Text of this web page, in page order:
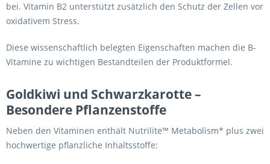
bei. Vitamin B2 unterstützt zusätzlich den Schutz der Zellen vor
oxidativem Stress.
Diese wissenschaftlich belegten Eigenschaften machen die B-
Vitamine zu wichtigen Bestandteilen der Produktformel.
Goldkiwi und Schwarzkarotte –
Besondere Pflanzenstoffe
Neben den Vitaminen enthält Nutrilite™ Metabolism* plus zwei
hochwertige pflanzliche Inhaltsstoffe: